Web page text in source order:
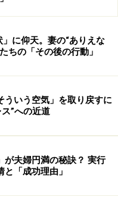
に対するストレスを減
と対策 [ストレス] All About
夫婦関係は甘く
」に仰天。妻の“ありえな
ちの「その後の行動」
ういう空気」を取り戻すに
”への近道
が夫婦円満の秘訣？ 実行
「成功理由」